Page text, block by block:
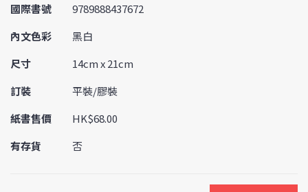
國際書號
9789888437672
內文色彩
黑白
尺寸
14cm x 21cm
訂裝
平裝/膠裝
紙書售價
HK$68.00
有存貨
否